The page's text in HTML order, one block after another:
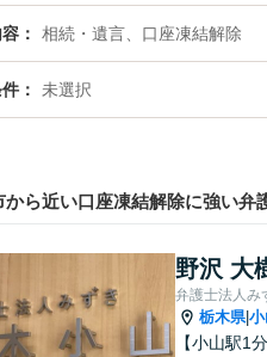
相続・遺言、口座凍結解除
未選択
から近い口座凍結解除に強い弁
野沢 大
弁護士法人み
栃木県|
【小山駅1